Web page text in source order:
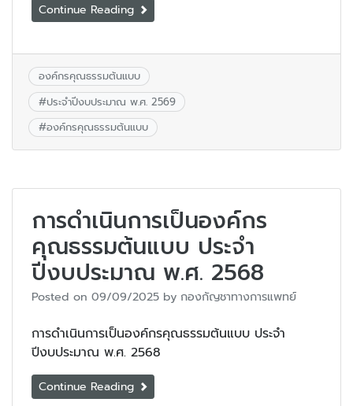
Continue Reading
องค์กรคุณธรรมต้นแบบ
#ประจำปีงบประมาณ พ.ศ. 2569
#องค์กรคุณธรรมต้นแบบ
การดำเนินการเป็นองค์กร
คุณธรรมต้นแบบ ประจำ
ปีงบประมาณ พ.ศ. 2568
Posted on 09/09/2025 by กองกัญชาทางการแพทย์
การดำเนินการเป็นองค์กรคุณธรรมต้นแบบ ประจำ
ปีงบประมาณ พ.ศ. 2568
Continue Reading